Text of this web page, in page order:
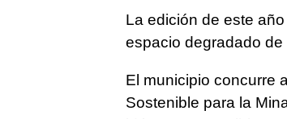
La edición de este
espacio degradado
El municipio concurre
Sostenible para la